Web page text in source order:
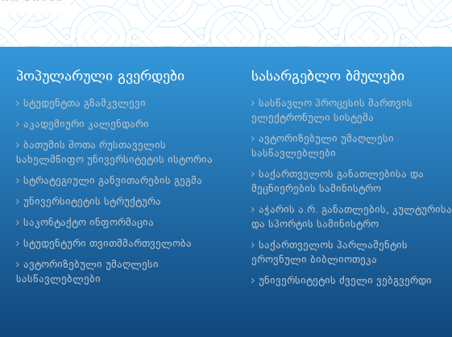
პოპულარული გვერდები
სტუდენტთა გზამკვლევი
აკადემიური კალენდარი
ბათუმის შოთა რუსთაველის
სახელმწიფო უნივერსიტეტის ისტორია
სტრატეგიული განვითარების გეგმა
უნივერსიტეტის სტრუქტურა
საკონტაქტო ინფორმაცია
სტუდენტური თვითმმართველობა
ავტორიზებული უმაღლესი
სასწავლებლები
სასარგებლო ბმულები
სასწავლო პროცესის მართვის
ელექტრონული სისტემა
ავტორიზებული უმაღლესი
სასწავლებლები
საქართველოს განათლებისა და
მეცნიერების სამინისტრო
აჭარის ა.რ. განათლების, კულტურისა
და სპორტის სამინისტრო
საქართველოს პარლამენტის
ეროვნული ბიბლიოთეკა
უნივერსიტეტის ძველი ვებგვერდი